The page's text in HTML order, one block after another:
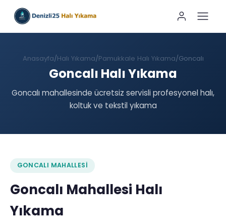
Anasayfa Halı Yıkama Pamukkale Halı Yıkama Goncalı
Goncalı Halı Yıkama
Goncalı mahallesinde ücretsiz servisli profesyonel halı,
koltuk ve tekstil yıkama
GONCALI MAHALLESI
Goncalı Mahallesi Halı
Yıkama